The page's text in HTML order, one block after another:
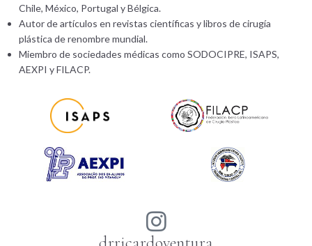
Chile, México, Portugal y Bélgica.
Autor de artículos en revistas científicas y libros de cirugía
plástica de renombre mundial.
Miembro de sociedades médicas como SODOCIPRE, ISAPS,
AEXPI y FILACP.